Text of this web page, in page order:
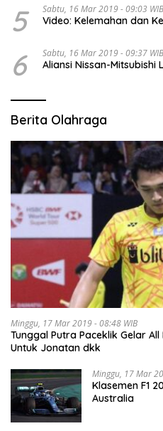
5 Sabtu, 16 Mar 2019 - 09:03 WIB
Video: Kelemahan dan
6 Sabtu, 16 Mar 2019 - 09:37 WIB
Aliansi Nissan-Mitsubishi
Berita Olahraga
Minggu, 17 Mar 2019 - 08:48 WIB
Tunggal Putra Paceklik Gelar
Untuk Jonatan dkk
Minggu, 17 Mar
Klasemen F1
Australia